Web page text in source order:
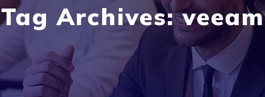
Tag Archives: veeam